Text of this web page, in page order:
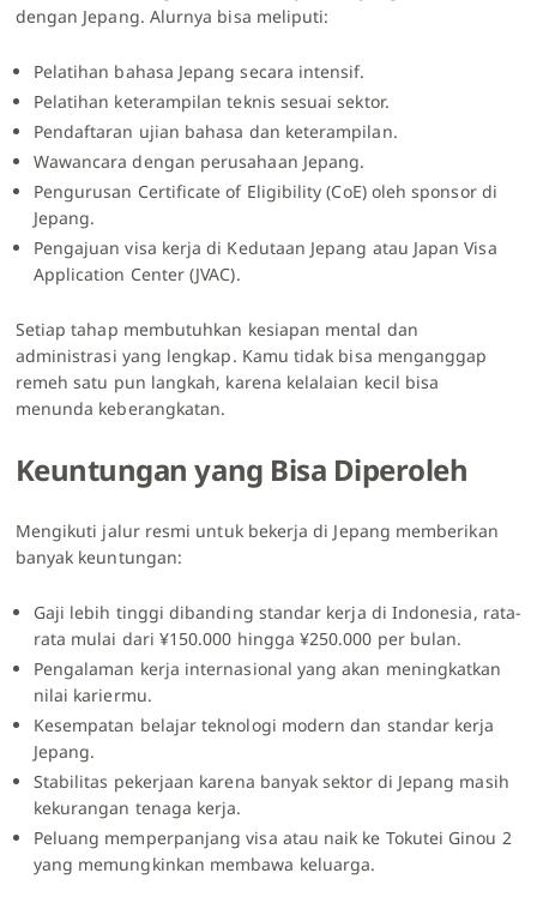
dengan Jepang. Alurnya bisa meliputi:
Pelatihan bahasa Jepang secara intensif.
Pelatihan keterampilan teknis sesuai sektor.
Pendaftaran ujian bahasa dan keterampilan.
Wawancara dengan perusahaan Jepang.
Pengurusan Certificate of Eligibility (CoE) oleh sponsor di
Jepang.
Pengajuan visa kerja di Kedutaan Jepang atau Japan Visa
Application Center (JVAC).
Setiap tahap membutuhkan kesiapan mental dan
administrasi yang lengkap. Kamu tidak bisa menganggap
remeh satu pun langkah, karena kelalaian kecil bisa
menunda keberangkatan.
Keuntungan yang Bisa Diperoleh
Mengikuti jalur resmi untuk bekerja di Jepang memberikan
banyak keuntungan:
Gaji lebih tinggi dibanding standar kerja di Indonesia, rata-
rata mulai dari ¥150.000 hingga ¥250.000 per bulan.
Pengalaman kerja internasional yang akan meningkatkan
nilai kariermu.
Kesempatan belajar teknologi modern dan standar kerja
Jepang.
Stabilitas pekerjaan karena banyak sektor di Jepang masih
kekurangan tenaga kerja.
Peluang memperpanjang visa atau naik ke Tokutei Ginou 2
yang memungkinkan membawa keluarga.